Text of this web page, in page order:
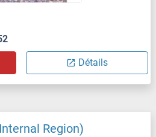
Détails
Region)